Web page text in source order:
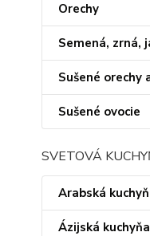
Orechy
Semená, zrná,
Sušené orechy
Sušené ovocie
SVETOVÁ
Arabská
Ázijská kuchyňa